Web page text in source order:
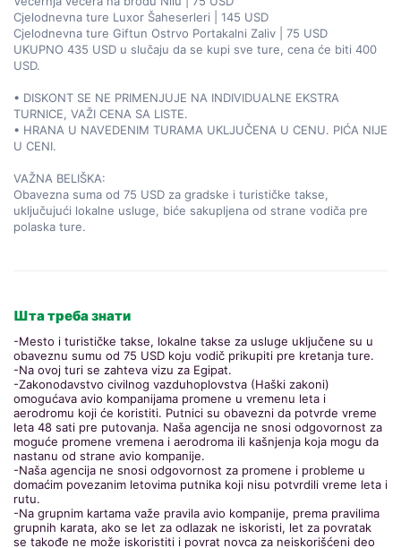
Cjelodnevna ture Luxor Šaheserleri | 145 USD
Cjelodnevna ture Giftun Ostrvo Portakalni Zaliv | 75 USD
UKUPNO 435 USD u slučaju da se kupi sve ture, cena će biti 400
USD.
• DISKONT SE NE PRIMENJUJE NA INDIVIDUALNE EKSTRA
TURNICE, VAŽI CENA SA LISTE.
• HRANA U NAVEDENIM TURAMA UKLJUČENA U CENU. PIĆA NIJE
U CENI.
VAŽNA BELIŠKA:
Obavezna suma od 75 USD za gradske i turističke takse,
uključujući lokalne usluge, biće sakupljena od strane vodiča pre
polaska ture.
Шта треба знати
-Mesto i turističke takse, lokalne takse za usluge uključene su u
obaveznu sumu od 75 USD koju vodič prikupiti pre kretanja ture.
-Na ovoj turi se zahteva vizu za Egipat.
-Zakonodavstvo civilnog vazduhoplovstva (Haški zakoni)
omogućava avio kompanijama promene u vremenu leta i
aerodromu koji će koristiti. Putnici su obavezni da potvrde vreme
leta 48 sati pre putovanja. Naša agencija ne snosi odgovornost za
moguće promene vremena i aerodroma ili kašnjenja koja mogu da
nastanu od strane avio kompanije.
-Naša agencija ne snosi odgovornost za promene i probleme u
domaćim povezanim letovima putnika koji nisu potvrdili vreme leta i
rutu.
-Na grupnim kartama važe pravila avio kompanije, prema pravilima
grupnih karata, ako se let za odlazak ne iskoristi, let za povratak
se takođe ne može iskoristiti i povrat novca za neiskorišćeni deo